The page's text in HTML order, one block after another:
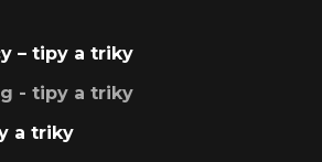
– tipy a triky
- tipy a triky
a triky